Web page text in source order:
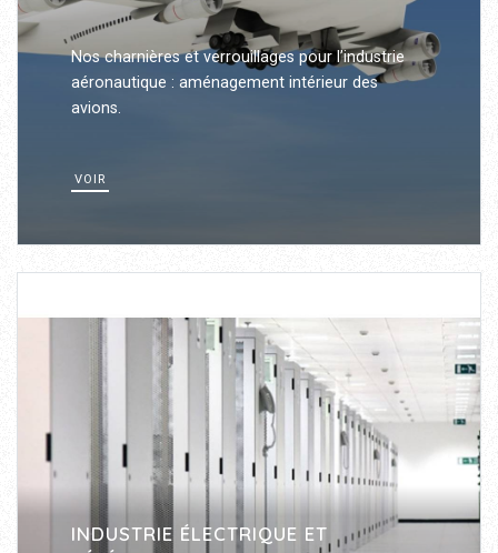
Nos charnières et verrouillages pour l’industrie
aéronautique : aménagement intérieur des
avions.
VOIR
INDUSTRIE ÉLECTRIQUE ET